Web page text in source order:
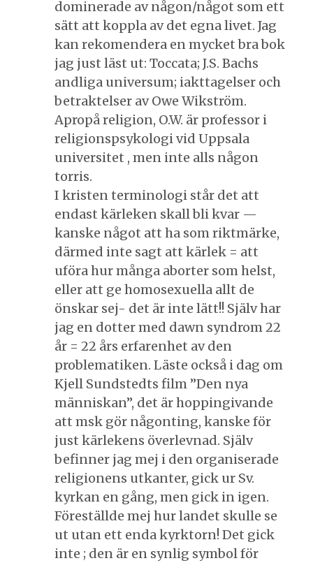
dominerade av någon/något som ett
sätt att koppla av det egna livet. Jag
kan rekomendera en mycket bra bok
jag just läst ut: Toccata; J.S. Bachs
andliga universum; iakttagelser och
betraktelser av Owe Wikström.
Apropå religion, O.W. är professor i
religionspsykologi vid Uppsala
universitet , men inte alls någon
torris.
I kristen terminologi står det att
endast kärleken skall bli kvar —
kanske något att ha som riktmärke,
därmed inte sagt att kärlek = att
uföra hur många aborter som helst,
eller att ge homosexuella allt de
önskar sej- det är inte lätt!! Själv har
jag en dotter med dawn syndrom 22
år = 22 års erfarenhet av den
problematiken. Läste också i dag om
Kjell Sundstedts film ”Den nya
människan”, det är hoppingivande
att msk gör någonting, kanske för
just kärlekens överlevnad. Själv
befinner jag mej i den organiserade
religionens utkanter, gick ur Sv.
kyrkan en gång, men gick in igen.
Föreställde mej hur landet skulle se
ut utan ett enda kyrktorn! Det gick
inte ; den är en synlig symbol för